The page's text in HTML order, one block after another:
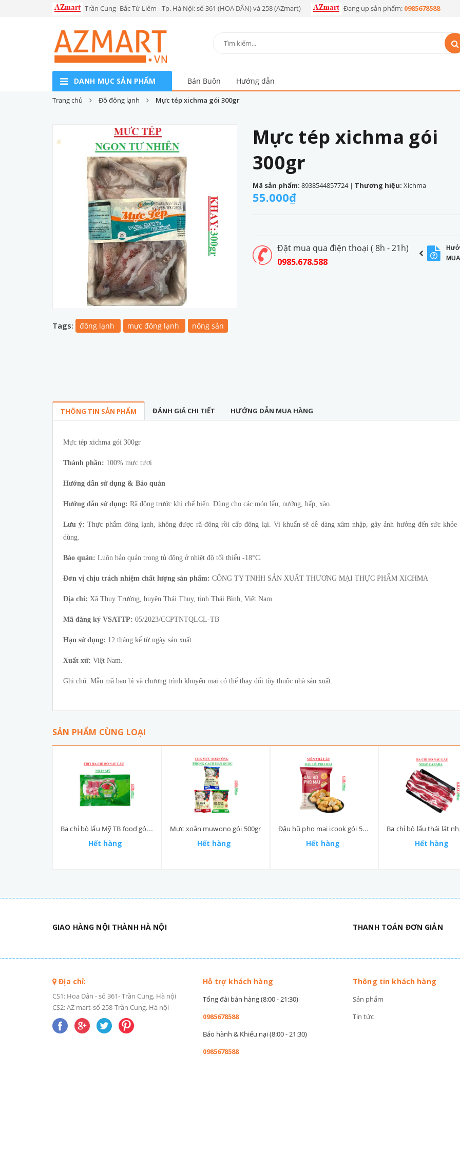
Trần Cung -Bắc Từ Liêm - Tp. Hà Nội: số 361 (HOA DÂN) và 258 (AZmart) Đang up sản phẩm: 0985678588
DANH MỤC SẢN PHẨM Bán Buôn Hướng dẫn
Trang chủ Đồ đông lạnh Mực tép xichma gói 300gr
Tags: đông lạnh mực đông lạnh nông sản
Mực tép xichma gói
300gr
Mã sản phẩm: 8938544857724 | Thương hiệu: Xichma
55.000₫
Đặt mua qua điện thoại ( 8h - 21h)
0985.678.588
THÔNG TIN SẢN PHẨM ĐÁNH GIÁ CHI TIẾT HƯỚNG DẪN MUA HÀNG
Mực tép xichma gói 300gr
Thành phần: 100% mực tươi
Hướng dẫn sử dụng & Bảo quản
Hướng dẫn sử dụng: Rã đông trước khi chế biến. Dùng cho các món lẩu, nướng, hấp, xào.
Lưu ý: Thực phẩm đông lạnh, không được rã đông rồi cấp đông lại. Vi khuẩn sẽ dễ dàng xâm nhập, gây ảnh hưởng đến sức khỏe
dùng.
Bảo quản: Luôn bảo quản trong tủ đông ở nhiệt độ tối thiểu -18°C.
Đơn vị chịu trách nhiệm chất lượng sản phẩm: CÔNG TY TNHH SẢN XUẤT THƯƠNG MẠI THỰC PHẨM XICHMA
Địa chỉ: Xã Thụy Trường, huyện Thái Thụy, tỉnh Thái Bình, Việt Nam
Mã đăng ký VSATTP: 05/2023/CCPTNTQLCL-TB
Hạn sử dụng: 12 tháng kể từ ngày sản xuất.
Xuất xứ: Việt Nam.
Ghi chú: Mẫu mã bao bì và chương trình khuyến mại có thể thay đổi tùy thuộc nhà sản xuất.
SẢN PHẨM CÙNG LOẠI
Ba chỉ bò lẩu Mỹ TB food gói 450gr
Hết hàng
Mực xoắn muwono gói 500gr
Hết hàng
Đậu hũ pho mai icook gói 500gr
Hết hàng Hết hàng
GIAO HÀNG NỘI THÀNH HÀ NỘI THANH TOÁN ĐƠN GIẢN
Địa chỉ:
CS1: Hoa Dân - số 361- Trần Cung, Hà nội
CS2: AZ mart-số 258-Trần Cung, Hà nội
Hỗ trợ khách hàng
Tổng đài bán hàng (8:00 - 21:30)
0985678588
Bảo hành & Khiếu nại (8:00 - 21:30)
0985678588
Thông tin khách hàng
Sản phẩm
Tin tức